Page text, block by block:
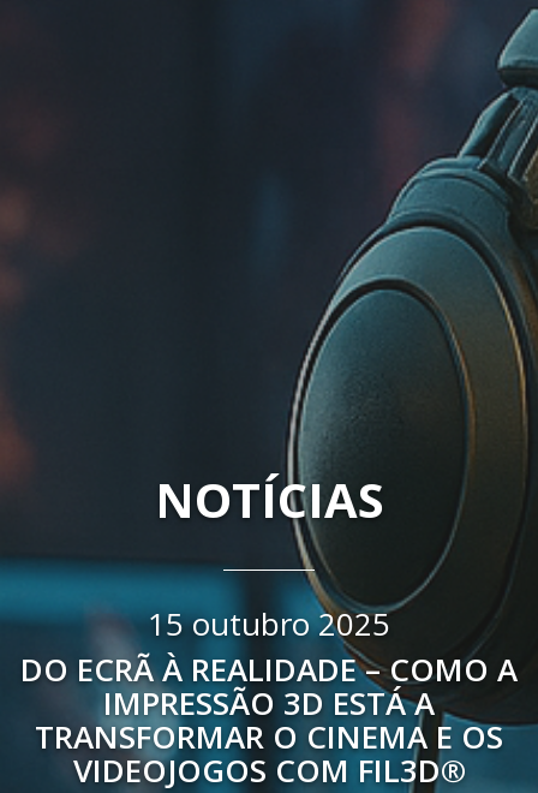
NOTÍCIAS
15 outubro 2025
DO ECRÃ À REALIDADE – COMO A
IMPRESSÃO 3D ESTÁ A
TRANSFORMAR O CINEMA E OS
VIDEOJOGOS COM FIL3D®